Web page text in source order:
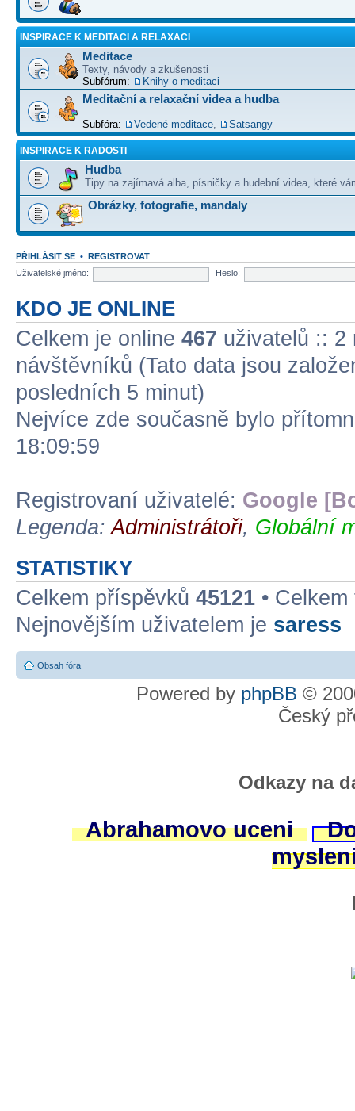
INSPIRACE K MEDITACI A RELAXACI
Meditace
Texty, návody a zkušenosti
Subfórum:
Knihy o meditaci
Meditační a relaxační videa a hudba
Subfóra: Vedené meditace Satsangy
INSPIRACE K RADOSTI
Hudba
Tipy na zajímavá alba, písničky a hudební videa, které
Obrázky, fotografie, mandaly
PŘIHLÁSIT SE • REGISTROVAT
Uživatelské jméno:
Heslo:
KDO JE ONLINE
Celkem je online 467 uživatelů :: 2
návštěvníků (Tato data jsou
posledních 5 minut)
Nejvíce zde současně bylo
18:09:59
Registrovaní uživatelé: Google
Legenda:Administrátoři, Globální
STATISTIKY
Celkem příspěvků 45121 •
Nejnovějším uživatelem je saress
Obsah fóra
Powered by phpBB ©
Český
Odkazy na
Abrahamovo uceni